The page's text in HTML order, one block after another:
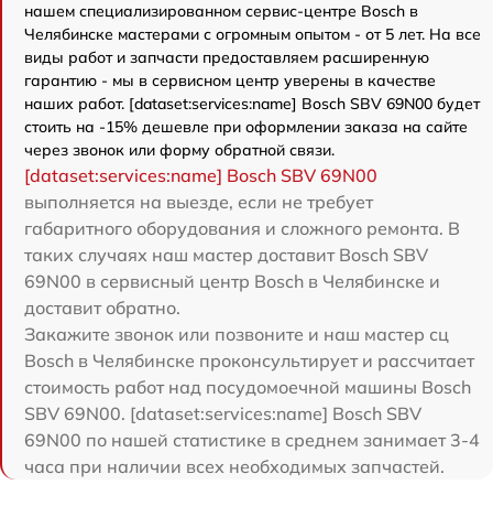
нашем специализированном сервис-центре Bosch в
Челябинске мастерами с огромным опытом - от 5 лет. На все
виды работ и запчасти предоставляем расширенную
гарантию - мы в сервисном центр уверены в качестве
наших работ. [dataset:services:name] Bosch SBV 69N00 будет
стоить на -15% дешевле при оформлении заказа на сайте
через звонок или форму обратной связи.
[dataset:services:name] Bosch SBV 69N00
выполняется на выезде, если не требует
габаритного оборудования и сложного ремонта. В
таких случаях наш мастер доставит Bosch SBV
69N00 в сервисный центр Bosch в Челябинске и
доставит обратно.
Закажите звонок или позвоните и наш мастер сц
Bosch в Челябинске проконсультирует и рассчитает
стоимость работ над посудомоечной машины Bosch
SBV 69N00. [dataset:services:name] Bosch SBV
69N00 по нашей статистике в среднем занимает 3-4
часа при наличии всех необходимых запчастей.